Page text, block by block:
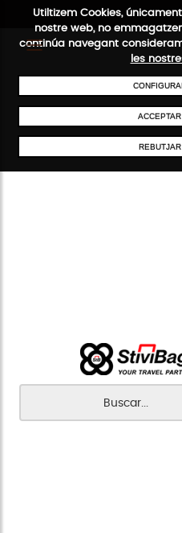
Utiltizem Cookies,
nostre web, no
continúa navegant
les
ENVIAMENTS GRATUÏTS A